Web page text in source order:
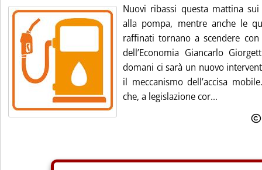
Nuovi ribassi questa mattina
alla pompa, mentre anche le
raffinati tornano a scendere
dell’Economia Giancarlo
domani ci sarà un nuovo
il meccanismo dell’accisa
che, a legislazione cor...